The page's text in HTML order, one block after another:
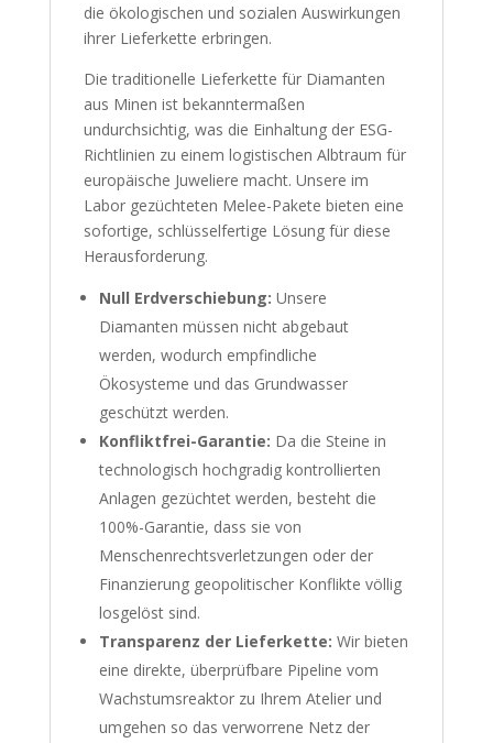
die ökologischen und sozialen Auswirkungen
ihrer Lieferkette erbringen.
Die traditionelle Lieferkette für Diamanten
aus Minen ist bekanntermaßen
undurchsichtig, was die Einhaltung der ESG-
Richtlinien zu einem logistischen Albtraum für
europäische Juweliere macht. Unsere im
Labor gezüchteten Melee-Pakete bieten eine
sofortige, schlüsselfertige Lösung für diese
Herausforderung.
Null Erdverschiebung: Unsere
Diamanten müssen nicht abgebaut
werden, wodurch empfindliche
Ökosysteme und das Grundwasser
geschützt werden.
Konfliktfrei-Garantie: Da die Steine in
technologisch hochgradig kontrollierten
Anlagen gezüchtet werden, besteht die
100%-Garantie, dass sie von
Menschenrechtsverletzungen oder der
Finanzierung geopolitischer Konflikte völlig
losgelöst sind.
Transparenz der Lieferkette: Wir bieten
eine direkte, überprüfbare Pipeline vom
Wachstumsreaktor zu Ihrem Atelier und
umgehen so das verworrene Netz der